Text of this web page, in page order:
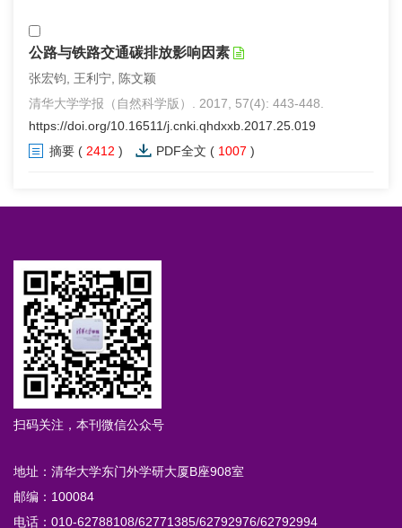
公路与铁路交通碳排放影响因素
张宏钧, 王利宁, 陈文颖
清华大学学报（自然科学版）. 2017, 57(4): 443-448.
https://doi.org/10.16511/j.cnki.qhdxxb.2017.25.019
摘要 ( 2412 ) PDF全文 ( 1007 )
扫码关注，本刊微信公众号
地址：清华大学东门外学研大厦B座908室
邮编：100084
电话：010-62788108/62771385/62792976/62792994